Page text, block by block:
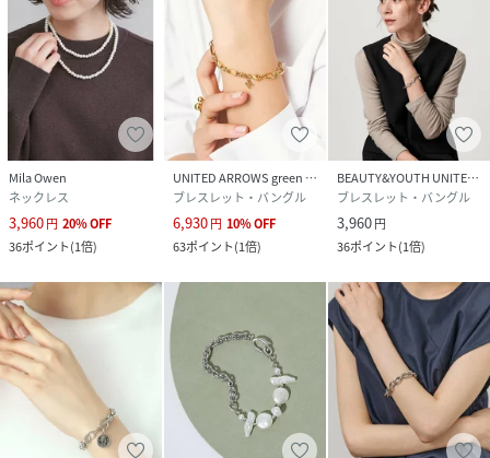
Mila Owen
ネックレス
3,960円 20%OFF
36ポイント(1倍)
UNITED ARROWS green label relaxing
ブレスレット・バングル
6,930円 10%OFF
63ポイント(1倍)
BEAUTY&YOUTH UNITED ARROWS
ブレスレット・バングル
3,960円
36ポイント(1倍)